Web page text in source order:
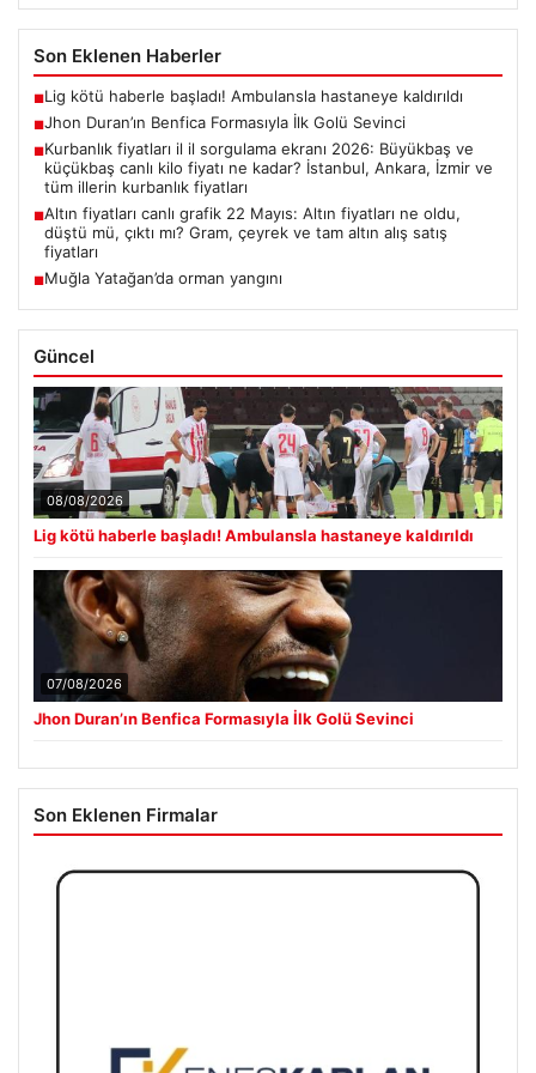
Son Eklenen Haberler
■Lig kötü haberle başladı! Ambulansla hastaneye kaldırıldı
■Jhon Duran’ın Benfica Formasıyla İlk Golü Sevinci
■Kurbanlık fiyatları il il sorgulama ekranı 2026: Büyükbaş ve
küçükbaş canlı kilo fiyatı ne kadar? İstanbul, Ankara, İzmir ve
tüm illerin kurbanlık fiyatları
■Altın fiyatları canlı grafik 22 Mayıs: Altın fiyatları ne oldu,
düştü mü, çıktı mı? Gram, çeyrek ve tam altın alış satış
fiyatları
■Muğla Yatağan’da orman yangını
Güncel
08/08/2026
Lig kötü haberle başladı! Ambulansla hastaneye kaldırıldı
07/08/2026
Jhon Duran’ın Benfica Formasıyla İlk Golü Sevinci
Son Eklenen Firmalar